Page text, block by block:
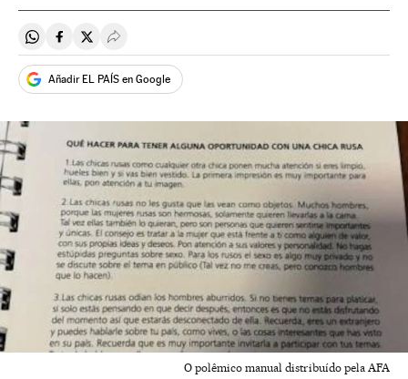
Compartir en Whatsapp
Compartir en Facebook
Compartir en Twitter
Desplegar Redes Sociales
Añadir EL PAÍS en Google
O polêmico manual distribuído pela AFA